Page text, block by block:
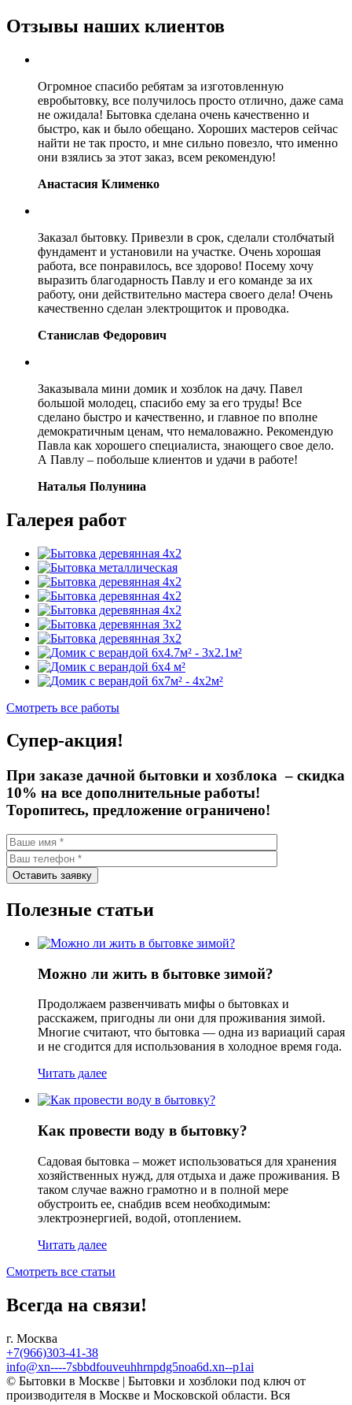
Отзывы наших клиентов
Огромное спасибо ребятам за изготовленную
евробытовку, все получилось просто отлично, даже сама
не ожидала! Бытовка сделана очень качественно и
быстро, как и было обещано. Хороших мастеров сейчас
найти не так просто, и мне сильно повезло, что именно
они взялись за этот заказ, всем рекомендую!
Анастасия Клименко
Заказал бытовку. Привезли в срок, сделали столбчатый
фундамент и установили на участке. Очень хорошая
работа, все понравилось, все здорово! Посему хочу
выразить благодарность Павлу и его команде за их
работу, они действительно мастера своего дела! Очень
качественно сделан электрощиток и проводка.
Станислав Федорович
Заказывала мини домик и хозблок на дачу. Павел
большой молодец, спасибо ему за его труды! Все
сделано быстро и качественно, и главное по вполне
демократичным ценам, что немаловажно. Рекомендую
Павла как хорошего специалиста, знающего свое дело.
А Павлу – побольше клиентов и удачи в работе!
Наталья Полунина
Галерея работ
Смотреть все работы
Супер-акция!
При заказе дачной бытовки и хозблока – скидка
10% на все дополнительные работы!
Торопитесь, предложение ограничено!
Полезные статьи
Можно ли жить в бытовке зимой?
Продолжаем развенчивать мифы о бытовках и
расскажем, пригодны ли они для проживания зимой.
Многие считают, что бытовка — одна из вариаций сарая
и не сгодится для использования в холодное время года.
Читать далее
Как провести воду в бытовку?
Садовая бытовка – может использоваться для хранения
хозяйственных нужд, для отдыха и даже проживания. В
таком случае важно грамотно и в полной мере
обустроить ее, снабдив всем необходимым:
электроэнергией, водой, отоплением.
Читать далее
Смотреть все статьи
Всегда на связи!
г. Москва
+7(966)303-41-38
info@xn----7sbbdfouveuhhrnpdg5noa6d.xn--p1ai
© Бытовки в Москве | Бытовки и хозблоки под ключ от
производителя в Москве и Московской области. Вся